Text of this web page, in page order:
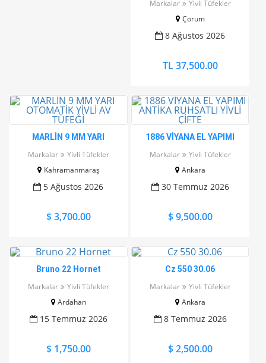
Markalar
Yivli Tüfekler
Çorum
8 Ağustos 2026
TL 37,500.00
MARLİN 9 MM YARI
Markalar
Yivli Tüfekler
Kahramanmaraş
5 Ağustos 2026
$ 3,700.00
1886 VİYANA EL YAPIMI
Markalar
Yivli Tüfekler
Ankara
30 Temmuz 2026
$ 9,500.00
Bruno 22 Hornet
Markalar
Yivli Tüfekler
Ardahan
15 Temmuz 2026
$ 1,750.00
Cz 550 30.06
Markalar
Yivli Tüfekler
Ankara
8 Temmuz 2026
$ 2,500.00